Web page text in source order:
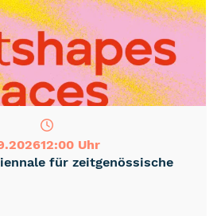
12:00 Uhr
für zeitgenössische